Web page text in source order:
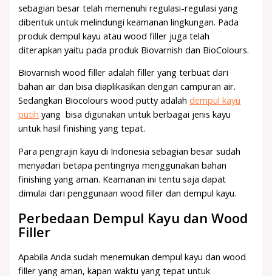
sebagian besar telah memenuhi regulasi-regulasi yang
dibentuk untuk melindungi keamanan lingkungan. Pada
produk dempul kayu atau wood filler juga telah
diterapkan yaitu pada produk Biovarnish dan BioColours.
Biovarnish wood filler adalah filler yang terbuat dari
bahan air dan bisa diaplikasikan dengan campuran air.
Sedangkan Biocolours wood putty adalahdempul kayu
putih yang bisa digunakan untuk berbagai jenis kayu
untuk hasil finishing yang tepat.
Para pengrajin kayu di Indonesia sebagian besar sudah
menyadari betapa pentingnya menggunakan bahan
finishing yang aman. Keamanan ini tentu saja dapat
dimulai dari penggunaan wood filler dan dempul kayu.
Perbedaan Dempul Kayu dan Wood
Filler
Apabila Anda sudah menemukan dempul kayu dan wood
filler yang aman, kapan waktu yang tepat untuk